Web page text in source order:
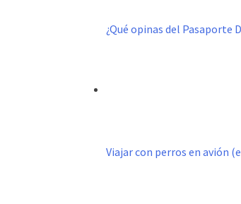
¿Qué opinas del
Viajar con perros en avión